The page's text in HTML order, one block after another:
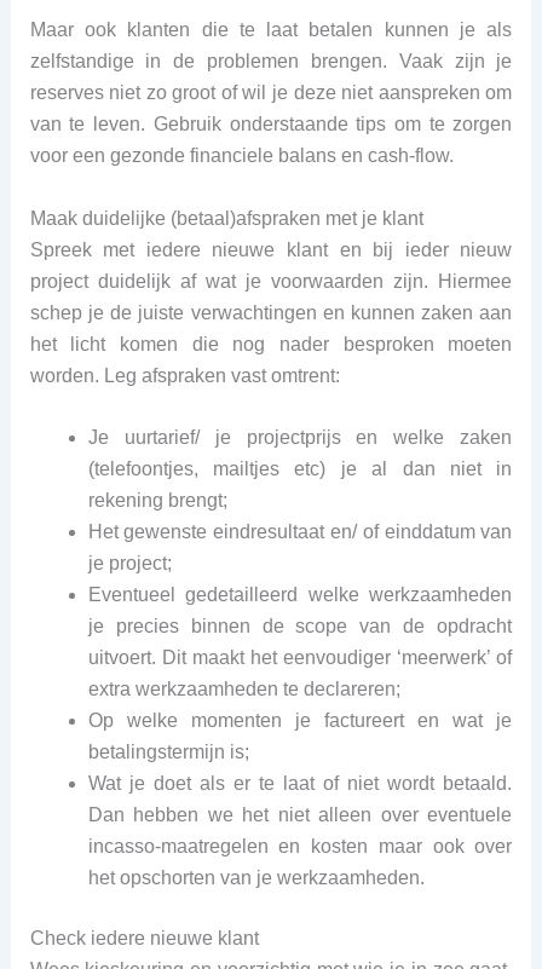
Maar ook klanten die te laat betalen kunnen je als
zelfstandige in de problemen brengen. Vaak zijn je
reserves niet zo groot of wil je deze niet aanspreken om
van te leven. Gebruik onderstaande tips om te zorgen
voor een gezonde financiele balans en cash-flow.
Maak duidelijke (betaal)afspraken met je klant
Spreek met iedere nieuwe klant en bij ieder nieuw
project duidelijk af wat je voorwaarden zijn. Hiermee
schep je de juiste verwachtingen en kunnen zaken aan
het licht komen die nog nader besproken moeten
worden. Leg afspraken vast omtrent:
Je uurtarief/ je projectprijs en welke zaken
(telefoontjes, mailtjes etc) je al dan niet in
rekening brengt;
Het gewenste eindresultaat en/ of einddatum van
je project;
Eventueel gedetailleerd welke werkzaamheden
je precies binnen de scope van de opdracht
uitvoert. Dit maakt het eenvoudiger ‘meerwerk’ of
extra werkzaamheden te declareren;
Op welke momenten je factureert en wat je
betalingstermijn is;
Wat je doet als er te laat of niet wordt betaald.
Dan hebben we het niet alleen over eventuele
incasso-maatregelen en kosten maar ook over
het opschorten van je werkzaamheden.
Check iedere nieuwe klant